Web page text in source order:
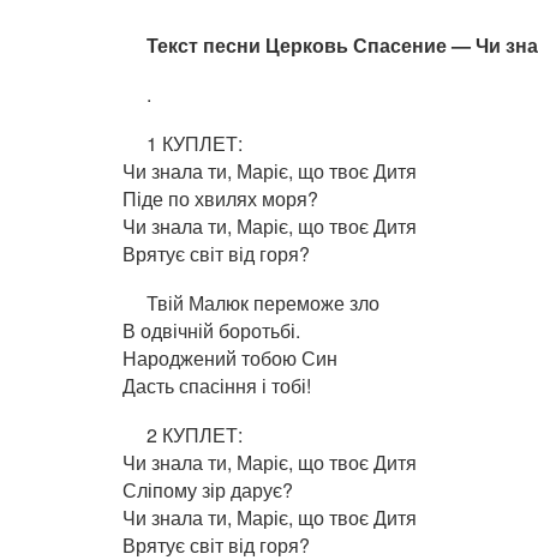
Текст песни Церковь Спасение — Чи
.
1 КУПЛЕТ:
Чи знала ти, Маріє, що твоє Дитя
Піде по хвилях моря?
Чи знала ти, Маріє, що твоє Дитя
Врятує світ від горя?
Твій Малюк переможе зло
В одвічній боротьбі.
Народжений тобою Син
Дасть спасіння і тобі!
2 КУПЛЕТ:
Чи знала ти, Маріє, що твоє Дитя
Сліпому зір дарує?
Чи знала ти, Маріє, що твоє Дитя
Врятує світ від горя?